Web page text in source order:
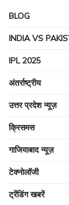
BLOG
INDIA VS
IPL 2025
अंतर्राष्ट्रीय
उत्तर प्रदेश न्यूज़
क्रिसमस
गाजियाबाद न्यूज़
टेक्नोलॉजी
ट्रेंडिंग खबरें